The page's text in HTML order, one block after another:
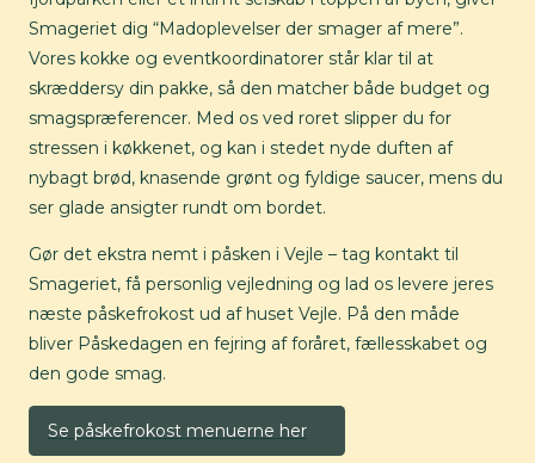
Smageriet dig “Madoplevelser der smager af mere”.
Vores kokke og eventkoordinatorer står klar til at
skræddersy din pakke, så den matcher både budget og
smagspræferencer. Med os ved roret slipper du for
stressen i køkkenet, og kan i stedet nyde duften af
nybagt brød, knasende grønt og fyldige saucer, mens du
ser glade ansigter rundt om bordet.
Gør det ekstra nemt i påsken i Vejle – tag kontakt til
Smageriet, få personlig vejledning og lad os levere jeres
næste påskefrokost ud af huset Vejle. På den måde
bliver Påskedagen en fejring af foråret, fællesskabet og
den gode smag.
Se påskefrokost menuerne her